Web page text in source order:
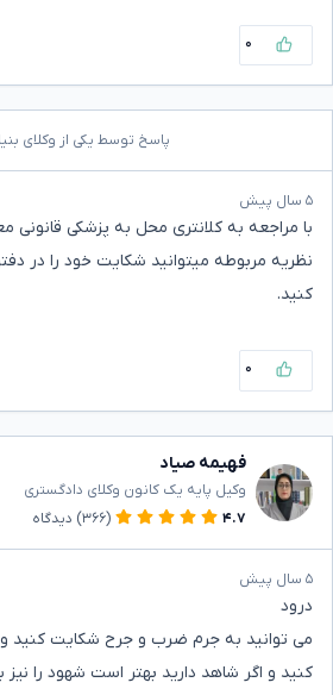
۰
پاسخ توسط یکی از وکلای
۵ سال پیش
با مراجعه به کلانتری محل به پزشکی
نظریه مربوطه میتوانید شکایت خود را در
کنید.
۰
فهیمه صیاد
وکیل پایه یک کانون وکلای دادگستری
۴.۷
(۳۶۶) دیدگاه
۵ سال پیش
درود
می توانید به جرم ضرب و جرح شکایت کنید و
کنید و اگر شاهد دارید بهتر است شهود را نیز